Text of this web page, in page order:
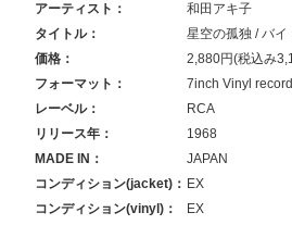
アーティスト：
和田アキ子
タイトル：
星空の孤独 / バ
価格：
2,880円(税込み
フォーマット：
7inch Vinyl
レーベル：
RCA
リリース年：
1968
MADE IN：
JAPAN
コンディション(jacket)： EX
コンディション(vinyl)：
EX